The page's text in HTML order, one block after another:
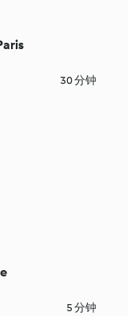
30 分钟
5 分钟